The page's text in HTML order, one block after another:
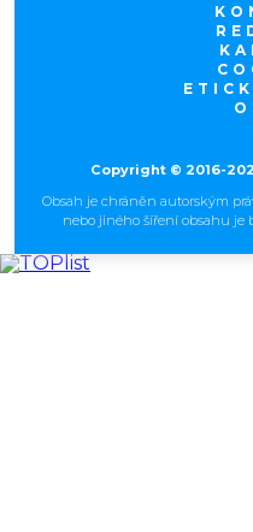
Copyright © 2016-
Obsah je chráněn autorským
nebo jiného šíření obsahu je